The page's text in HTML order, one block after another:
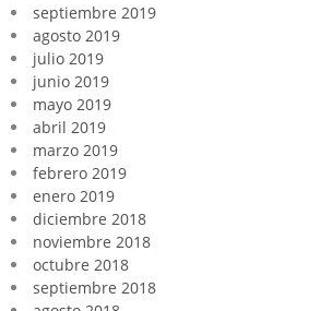
septiembre 2019
agosto 2019
julio 2019
junio 2019
mayo 2019
abril 2019
marzo 2019
febrero 2019
enero 2019
diciembre 2018
noviembre 2018
octubre 2018
septiembre 2018